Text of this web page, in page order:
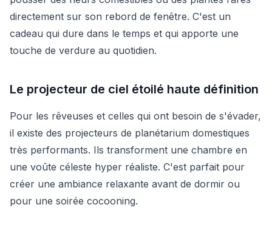
directement sur son rebord de fenêtre. C'est un
cadeau qui dure dans le temps et qui apporte une
touche de verdure au quotidien.
Le projecteur de ciel étoilé haute définition
Pour les rêveuses et celles qui ont besoin de s'évader,
il existe des projecteurs de planétarium domestiques
très performants. Ils transforment une chambre en
une voûte céleste hyper réaliste. C'est parfait pour
créer une ambiance relaxante avant de dormir ou
pour une soirée cocooning.